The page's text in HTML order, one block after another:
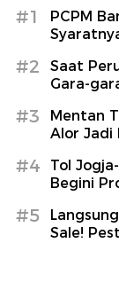
#1
PCPM
#2
Saat
Gara-
#3
Mentan
Alor Jadi
#4
Tol
Begini
#5
Sale!